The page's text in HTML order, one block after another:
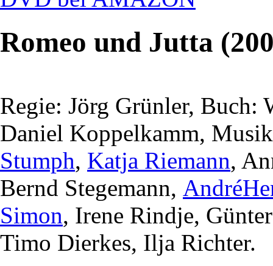
Romeo und Jutta
Regie: Jörg Grünler, Buch:
Daniel Koppelkamm,
Stumph, Katja Riemann,
Bernd Stegemann,
Simon, Irene Rindje,
Timo Dierkes, Ilja Richter.